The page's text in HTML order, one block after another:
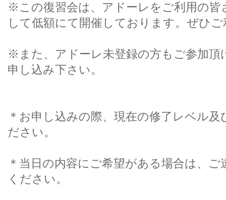
※この復習会は、アドーレをご利用の
して低額にて開催しております。ぜひ
※また、アドーレ未登録の方もご参加頂
申し込み下さい。
＊お申し込みの際、現在の修了レベル
ださい。
＊当日の内容にご希望がある場合は、
ください。